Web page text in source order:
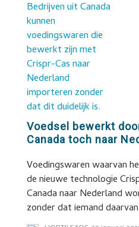
Voedsel bewerkt
Canada toch naar
Voedingswaren waarvan
de nieuwe technologie
Canada naar Nederland
zonder dat iemand